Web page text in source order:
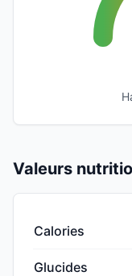
Valeurs
Calories
Glucides